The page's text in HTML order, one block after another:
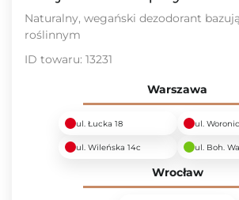
Naturalny, wegański dezodorant
roślinnym
ID towaru: 13231
Warszawa
ul. Łucka 18 ul.
ul. Wileńska 14c ul. Boh.
Wrocław